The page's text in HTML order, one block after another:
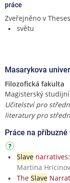
práce
Zveřejněno v
světu
Masarykova
Filozofická fakulta
Magisterský
Učitelství pro
literatury pro
Práce na příbuzné
Slave
Martina
The Slave